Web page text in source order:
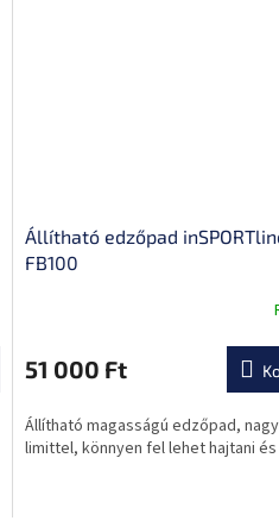
Állítható edzőpad
FB100
átlagos
értékelése
ből
0,0
51 000 Ft
Állítható magasságú edzőpad,
limittel, könnyen fel lehet hajtani